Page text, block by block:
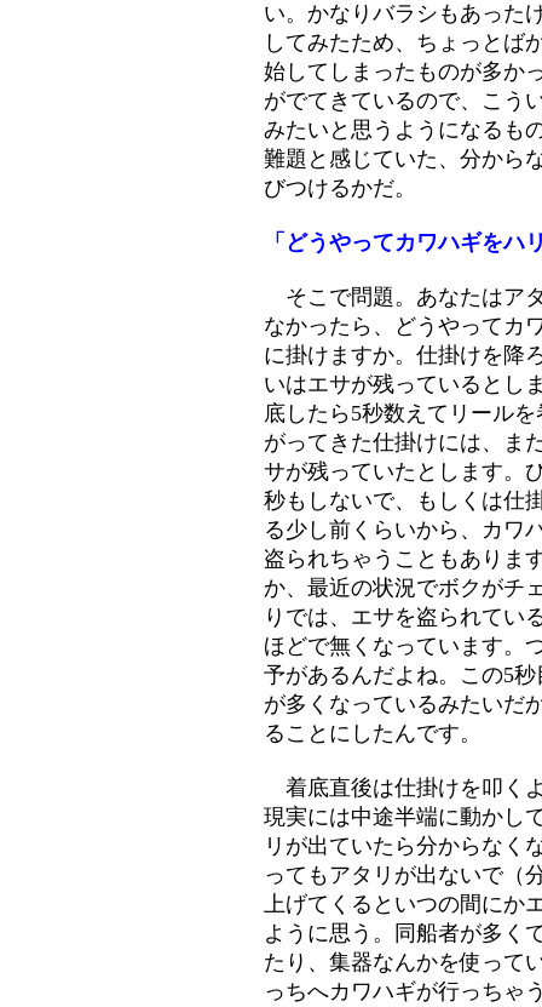
い。かなりバラシもあった
してみたため、ちょっとば
始してしまったものが多か
がでてきているので、こう
みたいと思うようになるも
難題と感じていた、分から
びつけるかだ。
「どうやってカワハギをハ
そこで問題。あなたはア
なかったら、どうやってカ
に掛けますか。仕掛けを降
いはエサが残っているとし
底したら5秒数えてリール
がってきた仕掛けには、ま
サが残っていたとします。
秒もしないで、もしくは仕
る少し前くらいから、カワ
盗られちゃうこともありま
か、最近の状況でボクがチ
りでは、エサを盗られてい
ほどで無くなっています。
予があるんだよね。この5
が多くなっているみたいだ
ることにしたんです。
着底直後は仕掛けを叩く
現実には中途半端に動かし
リが出ていたら分からなく
ってもアタリが出ないで（
上げてくるといつの間にか
ように思う。同船者が多く
たり、集器なんかを使って
っちへカワハギが行っちゃ